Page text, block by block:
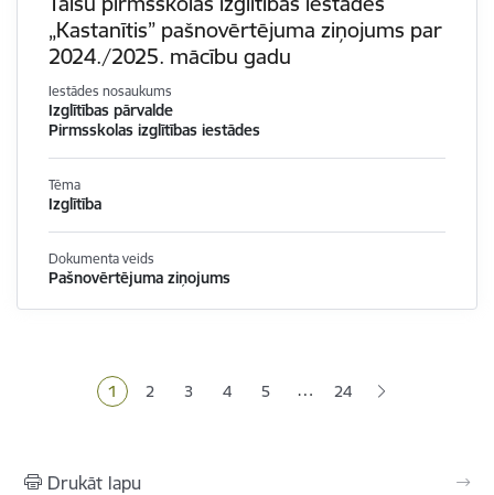
„Kastanītis” pašnovērtējuma ziņojums par
2024./2025. mācību gadu
Iestādes nosaukums
Izglītības pārvalde
Pirmsskolas izglītības iestādes
Tēma
Izglītība
Dokumenta veids
Pašnovērtējuma ziņojums
Pašreizējā lapa
1 Lapa
2 Lapa
3 Lapa
4 Lapa
5 … 24
Drukāt lapu